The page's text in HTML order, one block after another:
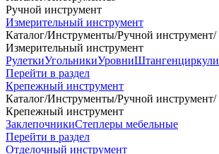
Ручной инструмент
Измерительный инструмент
Каталог/Инструменты/Ручной инструмент/
Измерительный инструмент
РулеткиУгольникиУровниШтангенциркули
Перейти в раздел
Крепежный инструмент
Каталог/Инструменты/Ручной инструмент/
Крепежный инструмент
ЗаклепочникиСтеплеры мебельные
Перейти в раздел
Отделочный инструмент